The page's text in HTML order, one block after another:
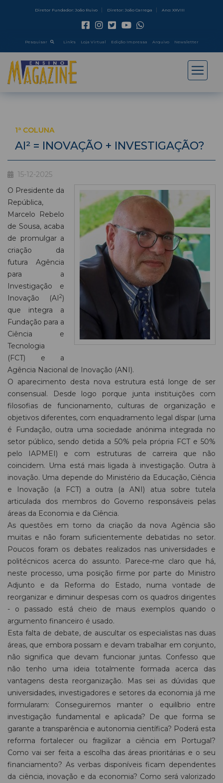
Diretor Fundador: João Ruivo Diretor: João Carrega Ano: XXVIII
Pesquisar Link's Loja Virtual Edição Impressa Arquivo Newsletter
1ª COLUNA
AI² = INOVAÇÃO + INVESTIGAÇÃO?
15-12-2025
O Presidente da
República,
Marcelo Rebelo
de Sousa, acaba
de promulgar a
criação da
futura Agência
para a
Investigação e
Inovação (AI2)
que integra a
Fundação para a
Ciência e
Tecnologia
(FCT) e a
Agência Nacional de Inovação (ANI).
O aparecimento desta nova estrutura está longe de ser
consensual. Desde logo porque junta instituições com
filosofias de funcionamento, culturas de organização e
objetivos diferentes, com enquadramento legal díspar (uma
é Fundação, outra uma sociedade anónima integrada no
setor público, sendo detida a 50% pela própria FCT e 50%
pelo IAPMEI) e com estruturas de carreira que não
coincidem. Uma está mais ligada à investigação. Outra à
inovação. Uma depende do Ministério da Educação, Ciência
e Inovação (a FCT) a outra (a ANI) atua sobre tutela
articulada dos membros do Governo responsáveis pelas
áreas da Economia e da Ciência.
As questões em torno da criação da nova Agência são
muitas e não foram suficientemente debatidas no setor.
Poucos foram os debates realizados nas universidades e
politécnicos acerca do assunto. Parece-me claro que há,
neste processo, uma posição firme por parte do Ministro
Adjunto e da Reforma do Estado, numa vontade de
reorganizar e diminuir despesas com os quadros dirigentes
- o passado está cheio de maus exemplos quando o
argumento financeiro é usado.
Esta falta de debate, de auscultar os especialistas nas duas
áreas, que embora possam e devam trabalhar em conjunto,
não significa que devam funcionar juntas. Confesso que
não tenho uma ideia totalmente formada acerca das
vantagens desta reorganização. Mas sei as dúvidas que
universidades, investigadores e setores da economia já me
formularam: Conseguiremos manter o equilíbrio entre
investigação fundamental e aplicada? De que forma se
garante a transparência e autonomia científica? Poderá esta
reforma fortalecer ou fragilizar a ciência em Portugal?
Como vai ser feita a escolha das áreas prioritárias e o seu
financiamento? As verbas disponíveis ficam dependentes
da ciência, inovação e da economia? Como será valorizado